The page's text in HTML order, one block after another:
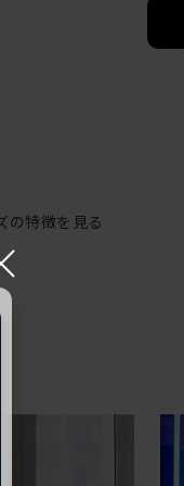
の特徴を見る